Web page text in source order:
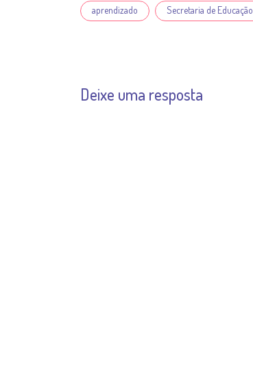
Tagsaprendizado Secretaria de Educação
Deixe uma resposta